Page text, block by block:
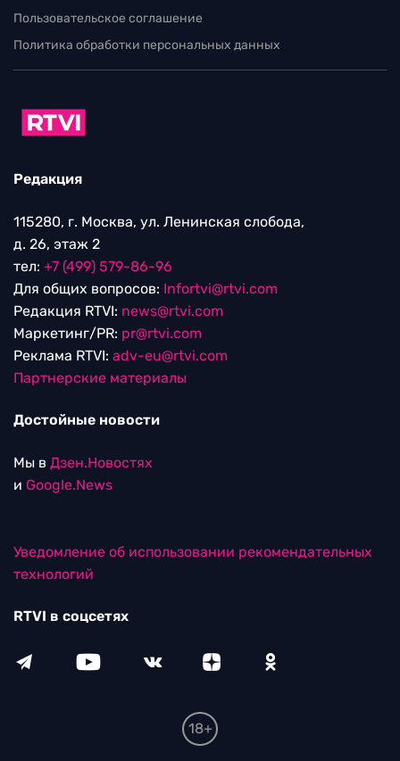
Пользовательское соглашение
Политика обработки персональных данных
Редакция
115280, г. Москва, ул. Ленинская слобода,
д. 26, этаж 2
тел: +7 (499) 579-86-96
Для общих вопросов: Infortvi@rtvi.com
Редакция RTVI: news@rtvi.com
Маркетинг/PR: pr@rtvi.com
Реклама RTVI: adv-eu@rtvi.com
Партнерские материалы
Достойные новости
Мы в Дзен.Новостях
и Google.News
Уведомление об использовании рекомендательных
технологий
RTVI в соцсетях
18+